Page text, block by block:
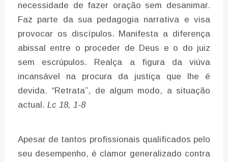
necessidade de fazer oração sem desanimar.
Faz parte da sua pedagogia narrativa e visa
provocar os discípulos. Manifesta a diferença
abissal entre o proceder de Deus e o do juiz
sem escrúpulos. Realça a figura da viúva
incansável na procura da justiça que lhe é
devida. “Retrata”, de algum modo, a situação
actual. Lc 18, 1-8
Apesar de tantos profissionais qualificados pelo
seu desempenho, é clamor generalizado contra